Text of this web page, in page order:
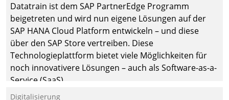
Datatrain ist dem SAP PartnerEdge Programm
beigetreten und wird nun eigene Lösungen auf der
SAP HANA Cloud Platform entwickeln – und diese
über den SAP Store vertreiben. Diese
Technologieplattform bietet viele Möglichkeiten für
noch innovativere Lösungen – auch als Software-as-a-
Service (SaaS).
Digitalisierung